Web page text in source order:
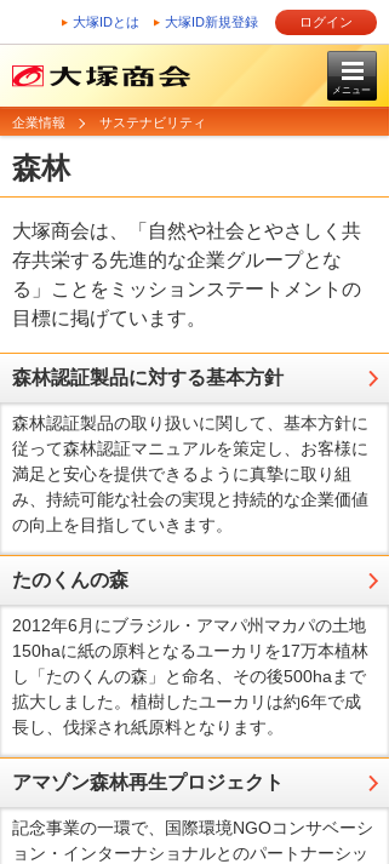
大塚IDとは 大塚ID新規登録 ログイン
メニュー
企業情報 サステナビリティ
森林
大塚商会は、「自然や社会とやさしく共
存共栄する先進的な企業グループとな
る」ことをミッションステートメントの
目標に掲げています。
森林認証製品に対する基本方針
森林認証製品の取り扱いに関して、基本方針に
従って森林認証マニュアルを策定し、お客様に
満足と安心を提供できるように真摯に取り組
み、持続可能な社会の実現と持続的な企業価値
の向上を目指していきます。
たのくんの森
2012年6月にブラジル・アマパ州マカパの土地
150haに紙の原料となるユーカリを17万本植林
し「たのくんの森」と命名、その後500haまで
拡大しました。植樹したユーカリは約6年で成
長し、伐採され紙原料となります。
アマゾン森林再生プロジェクト
記念事業の一環で、国際環境NGOコンサベーシ
ョン・インターナショナルとのパートナーシッ